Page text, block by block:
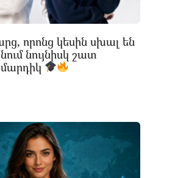
որոնց կեսին սխալ են
նույնիսկ շատ